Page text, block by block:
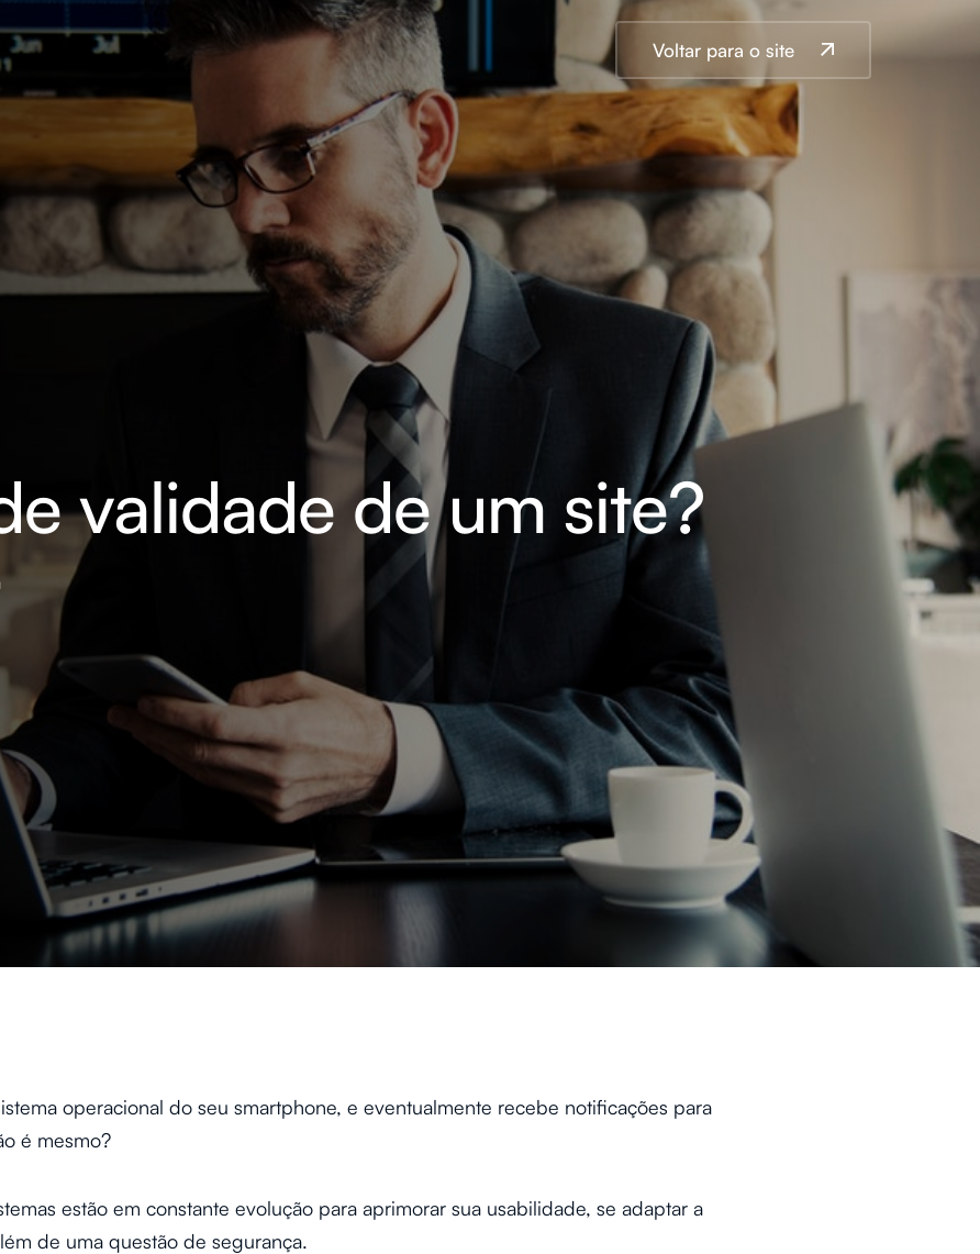
Voltar para o site
validade de um site?
operacional do seu smartphone, e eventualmente recebe notificações para
é mesmo?
estão em constante evolução para aprimorar sua usabilidade, se adaptar a
de uma questão de segurança.